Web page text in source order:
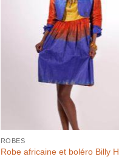
ROBES
Robe africaine et boléro Billy H